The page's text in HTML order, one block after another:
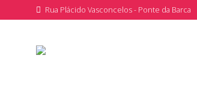
Rua Plácido Vasconcelos - Ponte da Barca